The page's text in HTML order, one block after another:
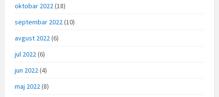
oktobar 2022(18)
septembar 2022(10)
avgust 2022(6)
jul 2022(6)
jun 2022(4)
maj 2022(8)